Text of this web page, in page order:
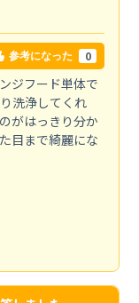
参考になった 0
ジフード単体で
洗浄してくれ
がはっきり分か
目まで綺麗にな